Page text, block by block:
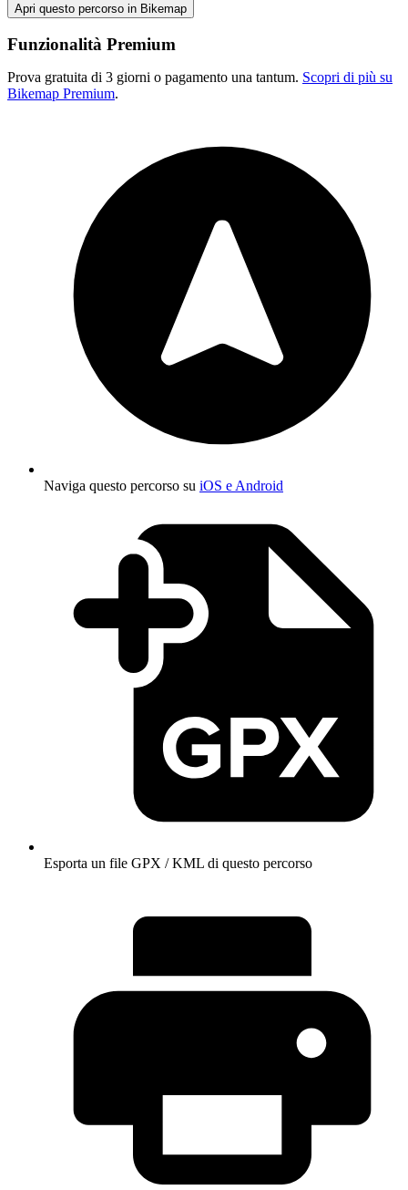
Apri questo percorso in Bikemap
Funzionalità Premium
Prova gratuita di 3 giorni o pagamento una tantum. Scopri di più su
Bikemap Premium.
Naviga questo percorso su iOS e Android
Esporta un file GPX / KML di questo percorso